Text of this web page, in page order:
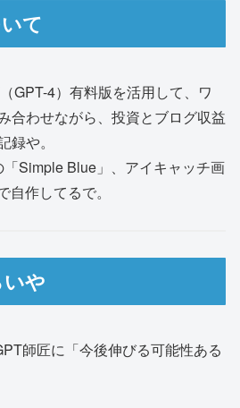
て
GPT-4）有料版を活用して、ワ
合わせながら、投資とブログ収益
や。
Simple Blue」、アイキャッチ画
作してるで。
や
師匠に「今後伸びる可能性ある